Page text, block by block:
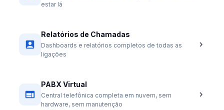
estar lá
Relatórios de Chamadas
Dashboards e relatórios completos de todas as
ligações
PABX Virtual
Central telefônica completa em nuvem, sem
hardware, sem manutenção